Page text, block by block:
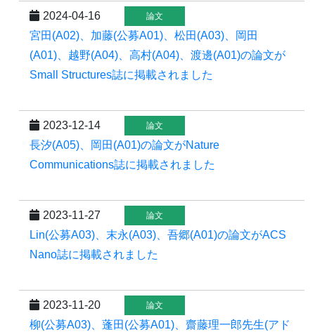
2024-04-16 論文
宮田(A02)、加藤(公募A01)、松田(A03)、岡田
(A01)、越野(A04)、高村(A04)、渡邊(A01)の論文が
Small Structures誌に掲載されました
2023-12-14 論文
長汐(A05)、岡田(A01)の論文がNature
Communications誌に掲載されました
2023-11-27 論文
Lin(公募A03)、末永(A03)、吾郷(A01)の論文がACS
Nano誌に掲載されました
2023-11-20 論文
柳(公募A03)、蓬田(公募A01)、齋藤理一郎先生(アド